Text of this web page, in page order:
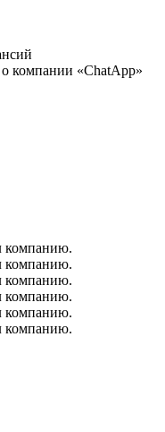
компании «ChatApp»
компанию.
компанию.
компанию.
компанию.
компанию.
компанию.